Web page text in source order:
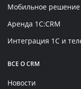
Мобильное решение
Аренда 1C:CRM
Интеграция 1С и
ВСЕ О CRM
Новости